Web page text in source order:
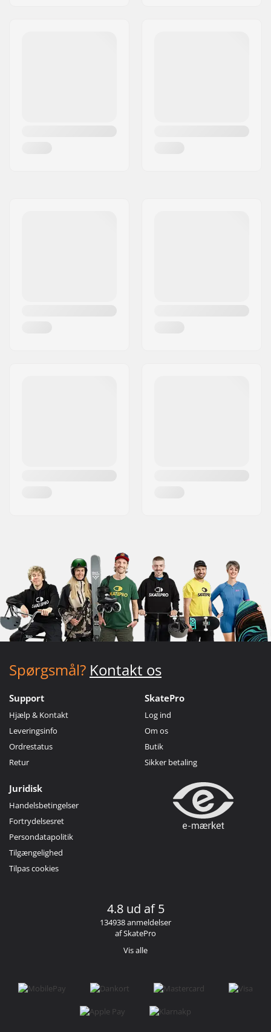
Spørgsmål? Kontakt os
Support
Hjælp & Kontakt
Leveringsinfo
Ordrestatus
Retur
SkatePro
Log ind
Om os
Butik
Sikker betaling
Juridisk
Handelsbetingelser
Fortrydelsesret
Persondatapolitik
Tilgængelighed
Tilpas cookies
4.8 ud af 5
134938 anmeldelser
af SkatePro
Vis alle